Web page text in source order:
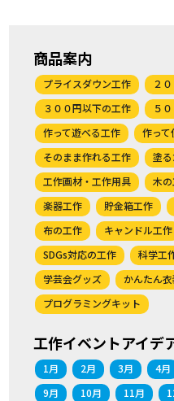
商品案内
プライスダウン工作
２
３００円以下の工作
５
作って遊べる工作
作っ
そのまま作れる工作
塗
工作画材・工作用具
木
楽器工作
貯金箱工作
布の工作
キャンドル工作
SDGs対応の工作
科学工
学芸会グッズ
かんたん
プログラミングキット
工作イベントアイデ
1月 2月 3月 4月
9月
10月 11月